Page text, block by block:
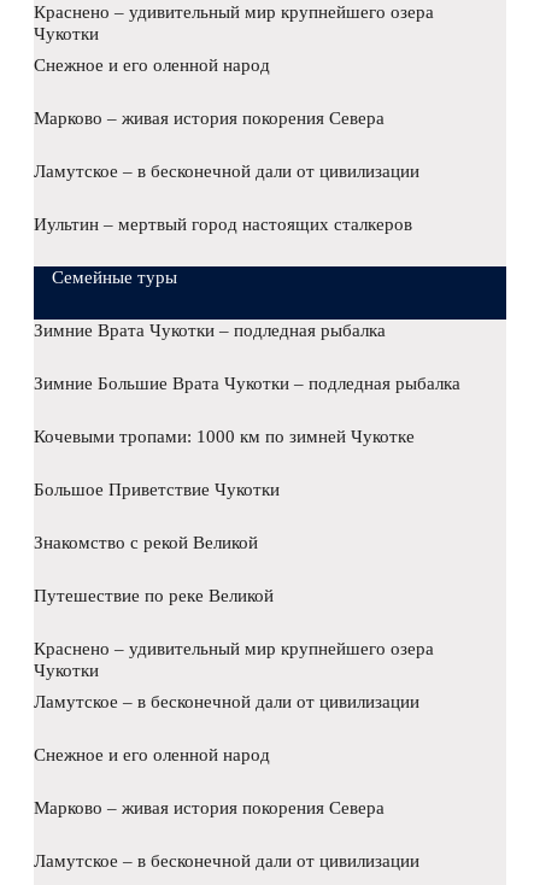
Краснено – удивительный мир крупнейшего озера
Чукотки
Снежное и его оленной народ
Марково – живая история покорения Севера
Ламутское – в бесконечной дали от цивилизации
Иультин – мертвый город настоящих сталкеров
Семейные туры
Зимние Врата Чукотки – подледная рыбалка
Зимние Большие Врата Чукотки – подледная рыбалка
Кочевыми тропами: 1000 км по зимней Чукотке
Большое Приветствие Чукотки
Знакомство с рекой Великой
Путешествие по реке Великой
Краснено – удивительный мир крупнейшего озера
Чукотки
Ламутское – в бесконечной дали от цивилизации
Снежное и его оленной народ
Марково – живая история покорения Севера
Ламутское – в бесконечной дали от цивилизации